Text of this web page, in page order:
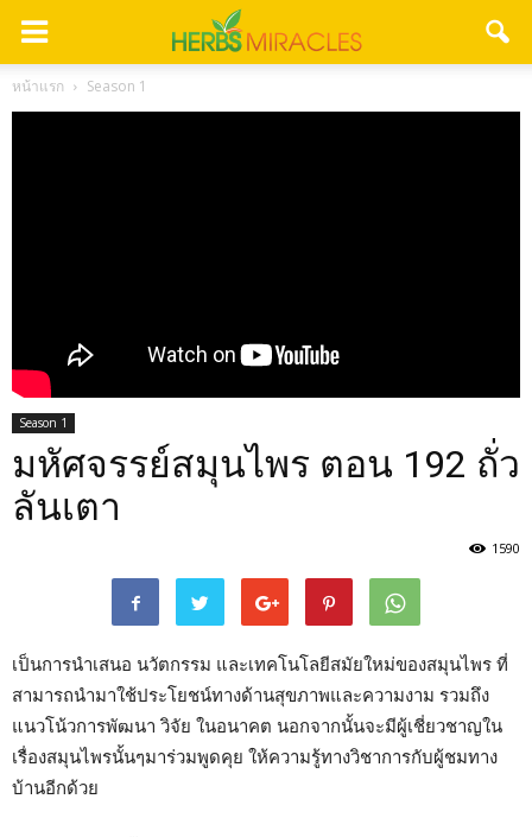
หน้าแรก Season 1
Season 1
มหัศจรรย์สมุนไพร ตอน 192 ถั่ว
ลันเตา
1590
เป็นการนำเสนอ นวัตกรรม และเทคโนโลยีสมัยใหม่ของสมุนไพร ที่
สามารถนำมาใช้ประโยชน์ทางด้านสุขภาพและความงาม รวมถึง
แนวโน้วการพัฒนา วิจัย ในอนาคต นอกจากนั้นจะมีผู้เชี่ยวชาญใน
เรื่องสมุนไพรนั้นๆมาร่วมพูดคุย ให้ความรู้ทางวิชาการกับผู้ชมทาง
บ้านอีกด้วย